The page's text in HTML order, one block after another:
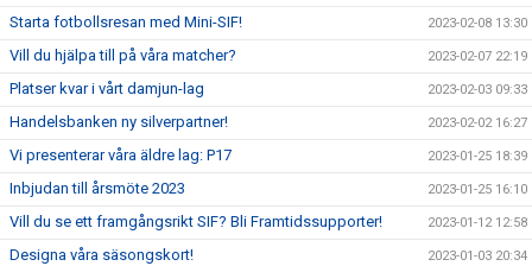
Starta fotbollsresan med Mini-SIF! 2023-02-08 13:30
Vill du hjälpa till på våra matcher? 2023-02-07 22:19
Platser kvar i vårt damjun-lag 2023-02-03 09:33
Handelsbanken ny silverpartner! 2023-02-02 16:27
Vi presenterar våra äldre lag: P17 2023-01-25 18:39
Inbjudan till årsmöte 2023 2023-01-25 16:10
Vill du se ett framgångsrikt SIF? Bli Framtidssupporter! 2023-01-12 12:58
Designa våra säsongskort! 2023-01-03 20:34